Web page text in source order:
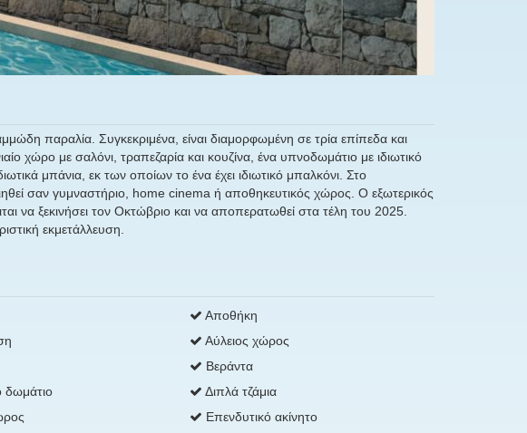
παραλία. Συγκεκριμένα, είναι διαμορφωμένη σε τρία επίπεδα και
χώρο με σαλόνι, τραπεζαρία και κουζίνα, ένα υπνοδωμάτιο με ιδιωτικό
μπάνια, εκ των οποίων το ένα έχει ιδιωτικό μπαλκόνι. Στο
σαν γυμναστήριο, home cinema ή αποθηκευτικός χώρος. Ο εξωτερικός
να ξεκινήσει τον Οκτώβριο και να αποπερατωθεί στα τέλη του 2025.
εκμετάλλευση.
Αποθήκη
Αύλειος χώρος
Βεράντα
δωμάτιο
Διπλά τζάμια
Επενδυτικό ακίνητο